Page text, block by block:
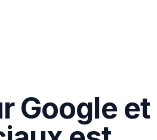
Google et